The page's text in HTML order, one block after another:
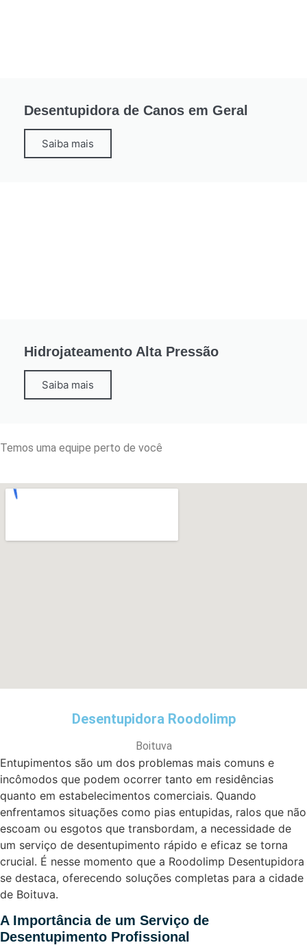
Desentupidora de Canos em Geral
Saiba mais
Hidrojateamento Alta Pressão
Saiba mais
Temos uma equipe perto de você
Desentupidora Roodolimp
Boituva
Entupimentos são um dos problemas mais comuns e
incômodos que podem ocorrer tanto em residências
quanto em estabelecimentos comerciais. Quando
enfrentamos situações como pias entupidas, ralos que não
escoam ou esgotos que transbordam, a necessidade de
um serviço de desentupimento rápido e eficaz se torna
crucial. É nesse momento que a Roodolimp Desentupidora
se destaca, oferecendo soluções completas para a cidade
de Boituva.
A Importância de um Serviço de
Desentupimento Profissional